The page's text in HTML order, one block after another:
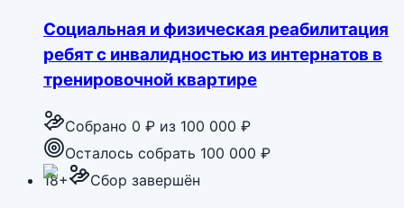
Социальная и физическая реабилитация
ребят с инвалидностью из интернатов в
тренировочной квартире
Собрано 0 ₽ из 100 000 ₽
Осталось собрать 100 000 ₽
18+
Сбор завершён